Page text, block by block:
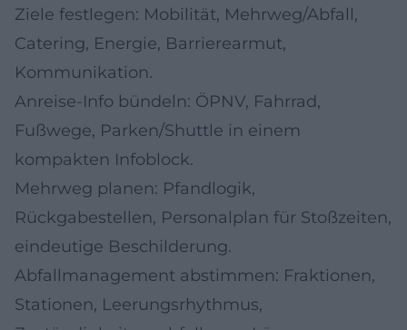
Ziele festlegen: Mobilität, Mehrweg/Abfall,
Catering, Energie, Barrierearmut,
Kommunikation.
Anreise-Info bündeln: ÖPNV, Fahrrad,
Fußwege, Parken/Shuttle in einem
kompakten Infoblock.
Mehrweg planen: Pfandlogik,
Rückgabestellen, Personalplan für Stoßzeiten,
eindeutige Beschilderung.
Abfallmanagement abstimmen: Fraktionen,
Stationen, Leerungsrhythmus,